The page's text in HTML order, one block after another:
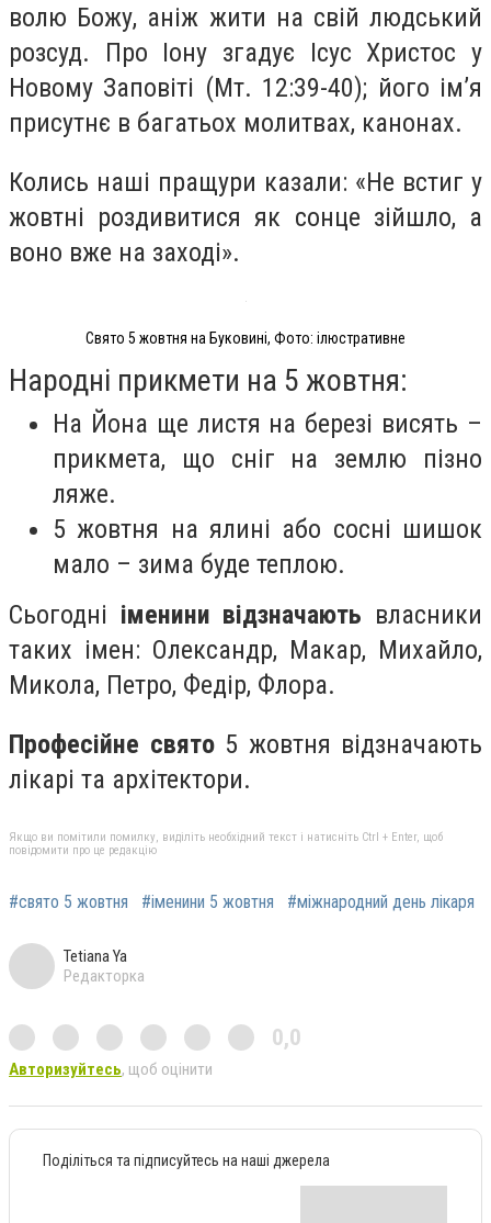
волю Божу, аніж жити на свій людський
розсуд. Про Іону згадує Ісус Христос у
Новому Заповіті (Мт. 12:39-40); його ім’я
присутнє в багатьох молитвах, канонах.
Колись наші пращури казали: «Не встиг у
жовтні роздивитися як сонце зійшло, а
воно вже на заході».
Свято 5 жовтня на Буковині, Фото: ілюстративне
Народні прикмети на 5 жовтня:
На Йона ще листя на березі висять –
прикмета, що сніг на землю пізно
ляже.
5 жовтня на ялині або сосні шишок
мало – зима буде теплою.
Сьогодні іменини відзначають власники
таких імен: Олександр, Макар, Михайло,
Микола, Петро, Федір, Флора.
Професійне свято5 жовтня відзначають
лікарі та архітектори.
Якщо ви помітили помилку, виділіть необхідний текст і натисніть Ctrl + Enter, щоб
повідомити про це редакцію
#свято 5 жовтня #іменини 5 жовтня #міжнародний день лікаря
Tetiana Ya
Редакторка
0,0
Авторизуйтесь, щоб оцінити
Поділіться та підписуйтесь на наші джерела